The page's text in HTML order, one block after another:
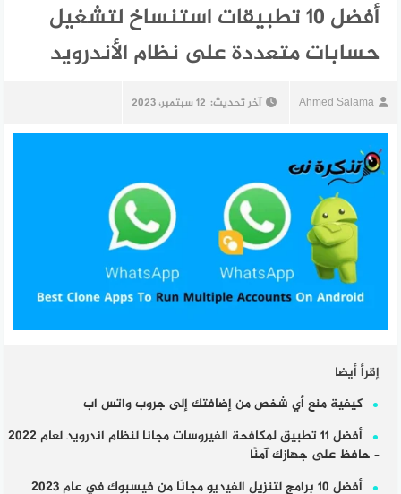
أفضل 10 تطبيقات استنساخ لتشغيل
حسابات متعددة على نظام الأندرويد
Ahmed Salama آخر تحديث: 12 سبتمبر، 2023
إقرأ أيضا
كيفية منع أي شخص من إضافتك إلى جروب واتس اب
أفضل 11 تطبيق لمكافحة الفيروسات مجانا لنظام اندرويد لعام 2022
– حافظ على جهازك آمنًا
أفضل 10 برامج لتنزيل الفيديو مجانًا من فيسبوك في عام 2023